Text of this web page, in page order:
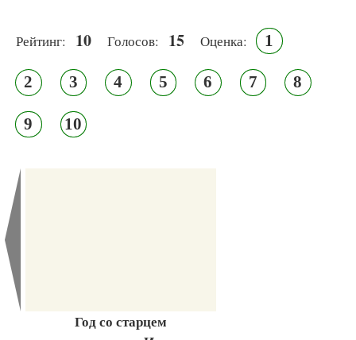
Рейтинг: 10 Голосов: 15 Оценка: 1
2 3 4 5 6 7 8
9 10
Год со старцем